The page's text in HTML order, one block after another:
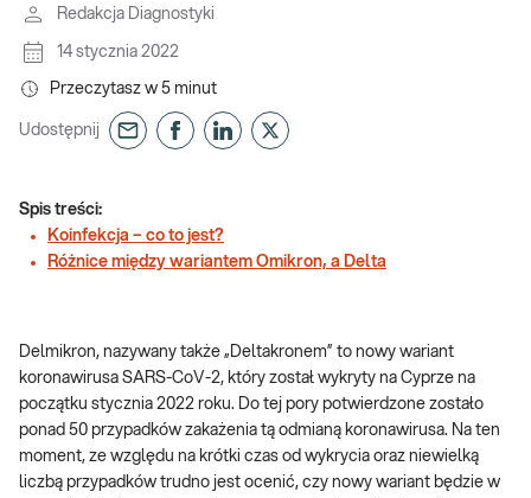
Redakcja Diagnostyki
14 stycznia 2022
Przeczytasz w 5 minut
Udostępnij
Spis treści:
Koinfekcja – co to jest?
Różnice między wariantem Omikron, a Delta
Delmikron, nazywany także „Deltakronem” to nowy wariant
koronawirusa SARS-CoV-2, który został wykryty na Cyprze na
początku stycznia 2022 roku. Do tej pory potwierdzone zostało
ponad 50 przypadków zakażenia tą odmianą koronawirusa. Na ten
moment, ze względu na krótki czas od wykrycia oraz niewielką
liczbą przypadków trudno jest ocenić, czy nowy wariant będzie w